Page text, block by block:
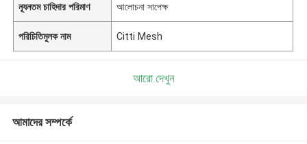
ন্যূনতম চাহিদার পরিমাণ আলোচনা সাপেক্ষ
পরিচিতিমুলক নাম Citti Mesh
আরো দেখুন
আমাদের সম্পর্কে